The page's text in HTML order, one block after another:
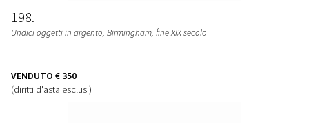
198
Undici oggetti in argento, Birmingham, fine XIX secolo
VENDUTO € 350
(diritti d'asta esclusi)